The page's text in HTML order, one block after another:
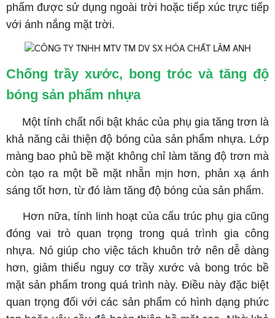
phẩm được sử dụng ngoài trời hoặc tiếp xúc trực tiếp
với ánh nắng mặt trời.
Chống trầy xước, bong tróc và tăng độ
bóng sản phẩm nhựa
Một tính chất nổi bật khác của phụ gia tăng trơn là
khả năng cải thiện độ bóng của sản phẩm nhựa. Lớp
màng bao phủ bề mặt không chỉ làm tăng độ trơn mà
còn tạo ra một bề mặt nhẵn mịn hơn, phản xạ ánh
sáng tốt hơn, từ đó làm tăng độ bóng của sản phẩm.
Hơn nữa, tính linh hoạt của cấu trúc phụ gia cũng
đóng vai trò quan trọng trong quá trình gia công
nhựa. Nó giúp cho việc tách khuôn trở nên dễ dàng
hơn, giảm thiểu nguy cơ trầy xước và bong tróc bề
mặt sản phẩm trong quá trình này. Điều này đặc biệt
quan trọng đối với các sản phẩm có hình dạng phức